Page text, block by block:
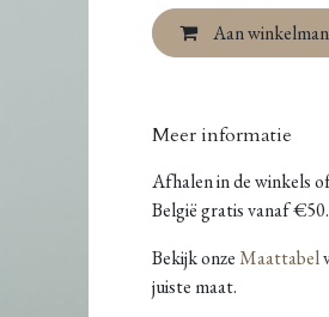
Aan
Meer informatie
Afhalen in de winkels
België gratis vanaf €50.
Bekijk onzeMaattabel
juiste maat.